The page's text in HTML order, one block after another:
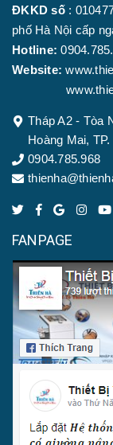
ĐKKD số:
phố Hà Nội cấp
Hotline:
Website:
Tháp A2 - Tòa
Hoàng Mai,
0904.785.968
FANPAGE